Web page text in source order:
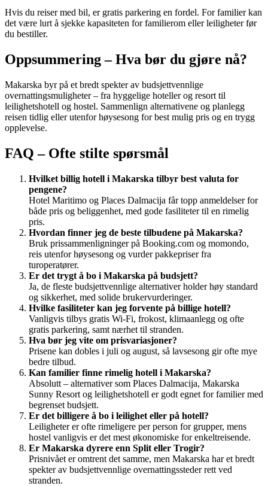
Hvis du reiser med bil, er gratis parkering en fordel. For familier kan
det være lurt å sjekke kapasiteten for familierom eller leiligheter før
du bestiller.
Oppsummering – Hva bør du gjøre nå?
Makarska byr på et bredt spekter av budsjettvennlige
overnattingsmuligheter – fra hyggelige hoteller og resort til
leilighetshotell og hostel. Sammenlign alternativene og planlegg
reisen tidlig eller utenfor høysesong for best mulig pris og en trygg
opplevelse.
FAQ – Ofte stilte spørsmål
Hvilket billig hotell i Makarska tilbyr best valuta for
pengene?
Hotel Maritimo og Places Dalmacija får topp anmeldelser for
både pris og beliggenhet, med gode fasiliteter til en rimelig
pris.
Hvordan finner jeg de beste tilbudene på Makarska?
Bruk prissammenligninger på Booking.com og momondo,
reis utenfor høysesong og vurder pakkepriser fra
turoperatører.
Er det trygt å bo i Makarska på budsjett?
Ja, de fleste budsjettvennlige alternativer holder høy standard
og sikkerhet, med solide brukervurderinger.
Hvilke fasiliteter kan jeg forvente på billige hotell?
Vanligvis tilbys gratis Wi-Fi, frokost, klimaanlegg og ofte
gratis parkering, samt nærhet til stranden.
Hva bør jeg vite om prisvariasjoner?
Prisene kan dobles i juli og august, så lavsesong gir ofte mye
bedre tilbud.
Kan familier finne rimelig hotell i Makarska?
Absolutt – alternativer som Places Dalmacija, Makarska
Sunny Resort og leilighetshotell er godt egnet for familier med
begrenset budsjett.
Er det billigere å bo i leilighet eller på hotell?
Leiligheter er ofte rimeligere per person for grupper, mens
hostel vanligvis er det mest økonomiske for enkeltreisende.
Er Makarska dyrere enn Split eller Trogir?
Prisnivået er omtrent det samme, men Makarska har et bredt
spekter av budsjettvennlige overnattingssteder rett ved
stranden.